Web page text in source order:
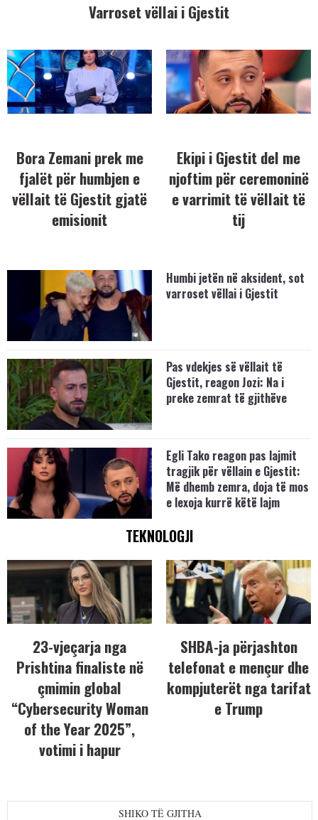
Varroset vëllai i Gjestit
Bora Zemani prek me
fjalët për humbjen e
vëllait të Gjestit gjatë
emisionit
Ekipi i Gjestit del me
njoftim për ceremoninë
e varrimit të vëllait të
tij
Humbi jetën në aksident, sot
varroset vëllai i Gjestit
Pas vdekjes së vëllait të
Gjestit, reagon Jozi: Na i
preke zemrat të gjithëve
Egli Tako reagon pas lajmit
tragjik për vëllain e Gjestit:
Më dhemb zemra, doja të mos
e lexoja kurrë këtë lajm
TEKNOLOGJI
23-vjeçarja nga
Prishtina finaliste në
çmimin global
“Cybersecurity Woman
of the Year 2025”,
votimi i hapur
SHBA-ja përjashton
telefonat e mençur dhe
kompjuterët nga tarifat
e Trump
SHIKO TË GJITHA